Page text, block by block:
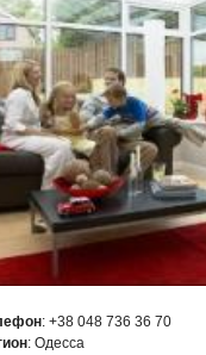
: +38 048 736 36 70
: Одесса